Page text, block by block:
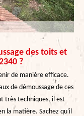
des toits et
?
de manière efficace.
de démoussage de ces
très techniques, il est
la matière. Sachez qu'il